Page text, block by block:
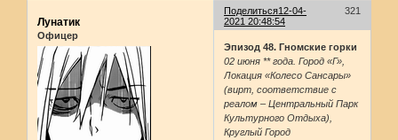
Поделиться 321
12-04-
2021 20:48:54
Лунатик
Офицер
Эпизод 48. Гномские горки
02 июня ** года. Город «Г»,
Локация «Колесо Сансары»
(вирт, соответствие с
реалом – Центральный Парк
Культурного Отдыха),
Круглый Город